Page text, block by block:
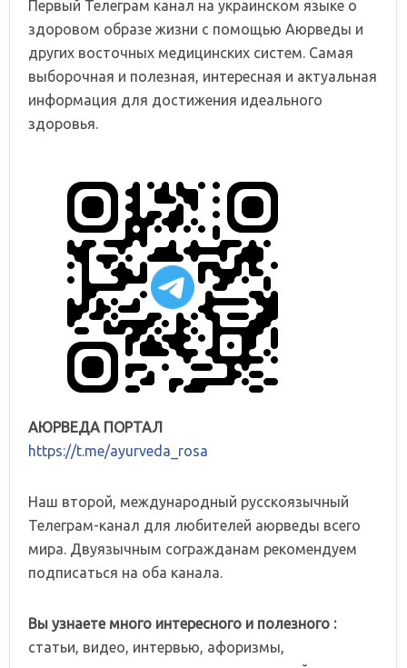
Первый Телеграм канал на украинском языке о
здоровом образе жизни с помощью Аюрведы и
других восточных медицинских систем. Самая
выборочная и полезная, интересная и актуальная
информация для достижения идеального
здоровья.
АЮРВЕДА ПОРТАЛ
https://t.me/ayurveda_rosa
Наш второй, международный русскоязычный
Телеграм-канал для любителей аюрведы всего
мира. Двуязычным согражданам рекомендуем
подписаться на оба канала.
Вы узнаете много интересного и полезного :
статьи, видео, интервью, афоризмы,